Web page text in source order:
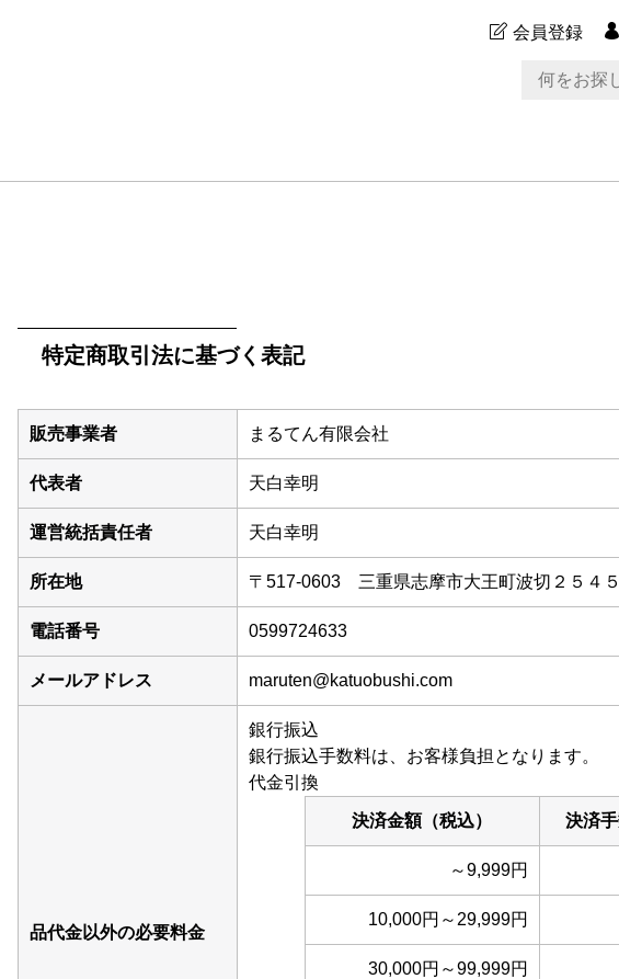
会員登録
特定商取引法に基づく表記
販売事業者 まるてん有限会社
代表者 天白幸明
運営統括責任者 天白幸明
所在地 〒517-0603 三重県志摩市大王町波切２５４
電話番号 0599724633
メールアドレス maruten@katuobushi.com
品代金以外の必要料金
銀行振込
銀行振込手数料は、お客様負担となります。
代金引換
決済金額（税込） 決済手
～9,999円
10,000円～29,999円
30,000円～99,999円